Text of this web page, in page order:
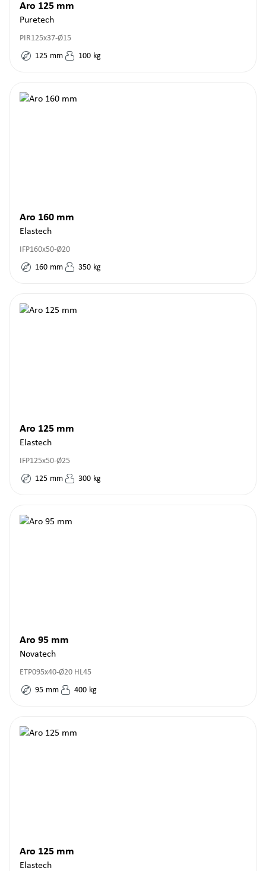
Aro 125 mm
Puretech
PIR125x37-Ø15
125 mm 100 kg
Aro 160 mm
Elastech
IFP160x50-Ø20
160 mm 350 kg
Aro 125 mm
Elastech
IFP125x50-Ø25
125 mm 300 kg
Aro 95 mm
Novatech
ETP095x40-Ø20 HL45
95 mm 400 kg
Aro 125 mm
Elastech